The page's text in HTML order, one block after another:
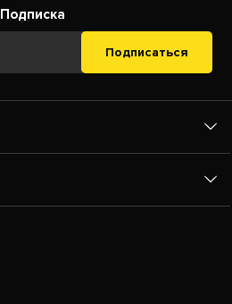
Подписка
Подписаться